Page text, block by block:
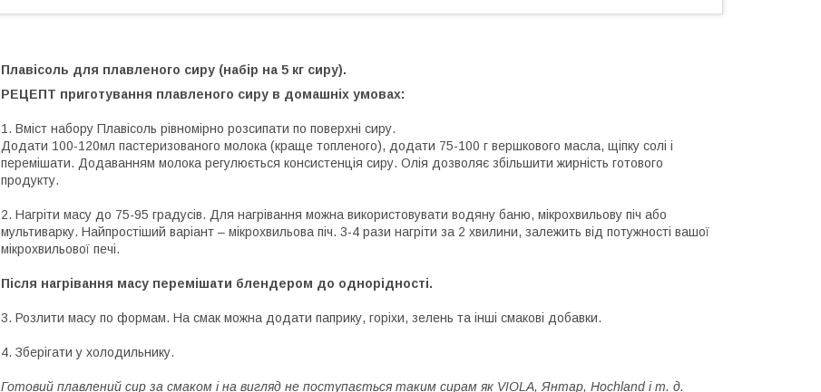
Плавісоль для плавленого сиру (набір на 5 кг сиру).
РЕЦЕПТ приготування плавленого сиру в домашніх умовах:
1. Вміст набору Плавісоль рівномірно розсипати по поверхні сиру.
Додати 100-120мл пастеризованого молока (краще топленого), додати 75-100 г вершкового масла, щіпку солі і
перемішати. Додаванням молока регулюється консистенція сиру. Олія дозволяє збільшити жирність готового
продукту.
2. Нагріти масу до 75-95 градусів. Для нагрівання можна використовувати водяну баню, мікрохвильову піч або
мультиварку. Найпростіший варіант – мікрохвильова піч. 3-4 рази нагріти за 2 хвилини, залежить від потужності вашої
мікрохвильової печі.
Після нагрівання масу перемішати блендером до однорідності.
3. Розлити масу по формам. На смак можна додати паприку, горіхи, зелень та інші смакові добавки.
4. Зберігати у холодильнику.
Готовий плавлений сир за смаком і на вигляд не поступається таким сирам як VIOLA, Янтар, Hochland і т. д.